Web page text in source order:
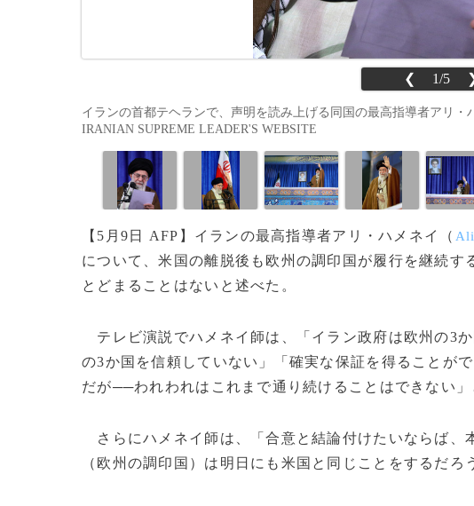
❮ 1/5
イランの首都テヘランで、声明を読み上げる同国の最高指導者アリ・
IRANIAN SUPREME LEADER'S WEBSITE
【5月9日 AFP】イランの最高指導者アリ・ハメネイ（
について、米国の離脱後も欧州の調印国が履行を継続
とどまることはないと述べた。
テレビ演説でハメネイ師は、「イラン政府は欧州の3
の3か国を信頼していない」「確実な保証を得ることが
だが──われわれはこれまで通り続けることはできない」
さらにハメネイ師は、「合意と結論付けたいならば、
（欧州の調印国）は明日にも米国と同じことをするだろ